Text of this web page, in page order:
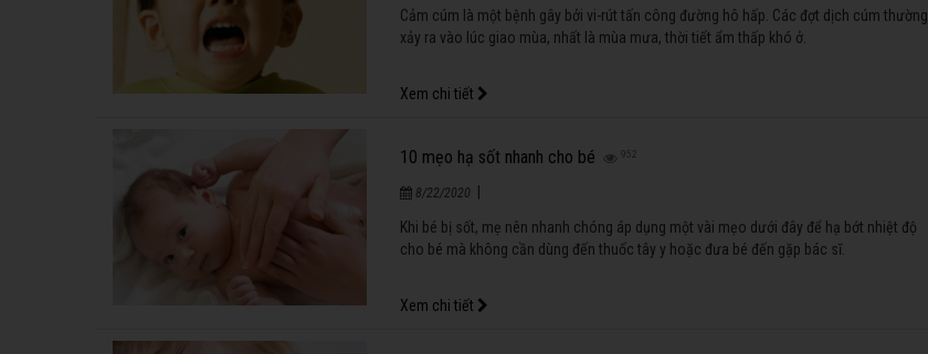
Cảm cúm là một bệnh gây bởi vi-rút tấn công đường hô hấp. Các đợt dịch cúm thường
xảy ra vào lúc giao mùa, nhất là mùa mưa, thời tiết ẩm thấp khó ở.
Xem chi tiết
10 mẹo hạ sốt nhanh cho bé 952
8/22/2020
Khi bé bị sốt, mẹ nên nhanh chóng áp dụng một vài mẹo dưới đây để hạ bớt nhiệt độ
cho bé mà không cần dùng đến thuốc tây y hoặc đưa bé đến gặp bác sĩ.
Xem chi tiết